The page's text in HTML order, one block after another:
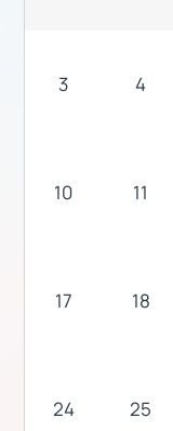
3 4
10 11
17 18
24 25